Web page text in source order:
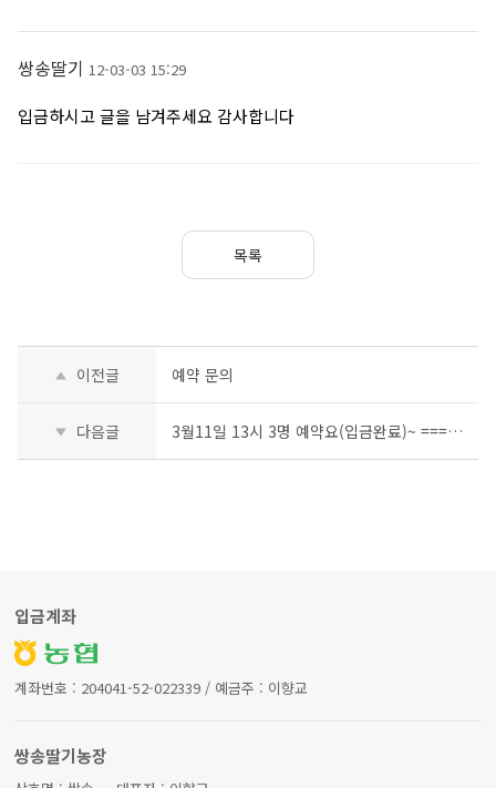
쌍송딸기 12-03-03 15:29
입금하시고 글을 남겨주세요 감사합니다
목록
이전글 예약 문의
다음글 3월11일 13시 3명 예약요(입금완료)~ ===> 14시로 가겠습니다.
입금계좌
계좌번호 : 204041-52-022339 / 예금주 : 이향교
쌍송딸기농장